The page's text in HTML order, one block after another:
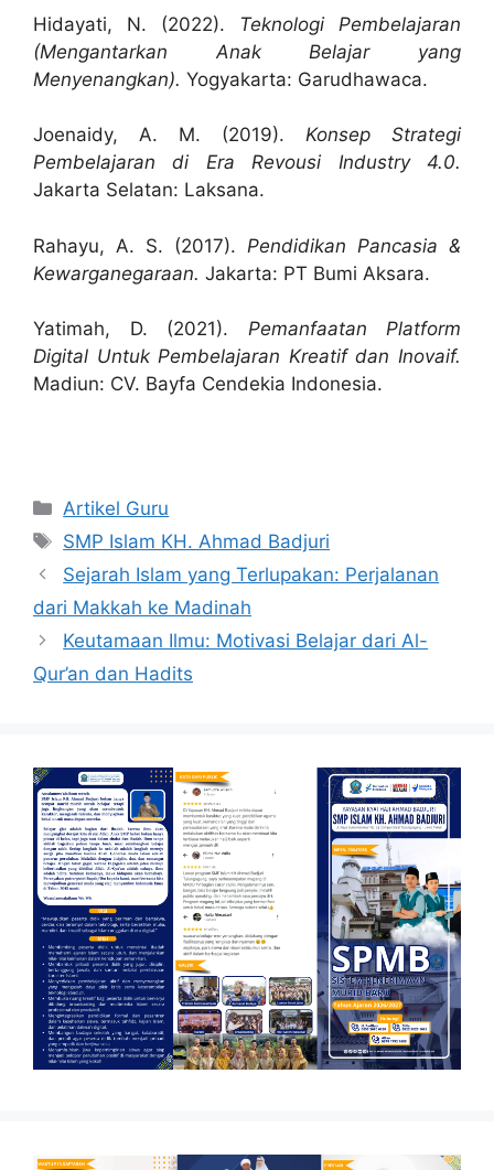
Hidayati, N. (2022). Teknologi Pembelajaran
(Mengantarkan Anak Belajar yang
Menyenangkan). Yogyakarta: Garudhawaca.
Joenaidy, A. M. (2019). Konsep Strategi
Pembelajaran di Era Revousi Industry 4.0.
Jakarta Selatan: Laksana.
Rahayu, A. S. (2017). Pendidikan Pancasia &
Kewarganegaraan. Jakarta: PT Bumi Aksara.
Yatimah, D. (2021). Pemanfaatan Platform
Digital Untuk Pembelajaran Kreatif dan Inovaif.
Madiun: CV. Bayfa Cendekia Indonesia.
Artikel Guru
SMP Islam KH. Ahmad Badjuri
Sejarah Islam yang Terlupakan: Perjalanan
dari Makkah ke Madinah
Keutamaan Ilmu: Motivasi Belajar dari Al-
Qur’an dan Hadits